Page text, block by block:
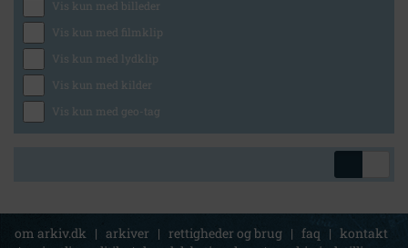
Vis kun med billeder
Vis kun med filmklip
Vis kun med lydklip
Vis kun med kilder
Vis kun med geo-tag
om arkiv.dk | arkiver | rettigheder og brug | faq | kontakt